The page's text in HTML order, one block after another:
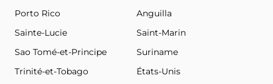
Porto Rico
Anguilla
Sainte-Lucie
Saint-Marin
Sao Tomé-et-Principe
Suriname
Trinité-et-Tobago
États-Unis